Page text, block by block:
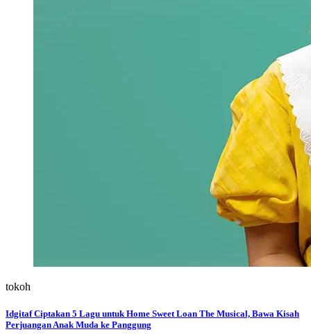
tokoh
Idgitaf Ciptakan 5 Lagu untuk Home Sweet Loan The Musical, Bawa Kisah
Perjuangan Anak Muda ke Panggung